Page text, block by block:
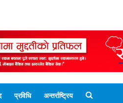
प्रविधि अन्तर्राष्ट्रिय